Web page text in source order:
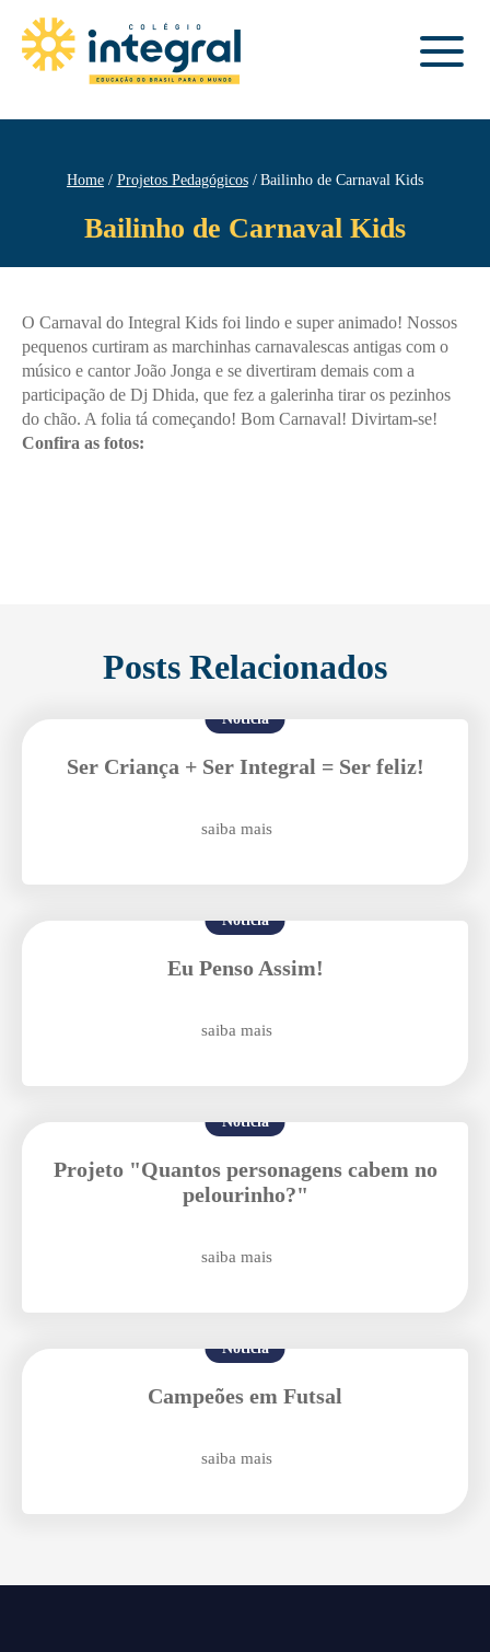
Home Projetos Pedagógicos Bailinho de Carnaval Kids
Bailinho de Carnaval Kids
O Carnaval do Integral Kids foi lindo e super animado! Nossos
pequenos curtiram as marchinhas carnavalescas antigas com o
músico e cantor João Jonga e se divertiram demais com a
participação de Dj Dhida, que fez a galerinha tirar os pezinhos
do chão. A folia tá começando! ​Bom Carnaval! Divirtam-se!
Confira as fotos:
Posts Relacionados
Notícia
Ser Criança + Ser Integral = Ser feliz!
saiba mais
Notícia
Eu Penso Assim!
saiba mais
Notícia
Projeto "Quantos personagens cabem no
pelourinho?"
saiba mais
Notícia
Campeões em Futsal
saiba mais
Agende uma visita